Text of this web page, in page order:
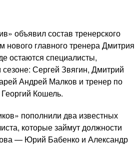
объявил состав тренерского
нового главного тренера Дмитрия
остаются специалисты,
Сергей Звягин, Дмитрий
Андрей Малков и тренер по
Кошель.
пополнили два известных
которые займут должности
— Юрий Бабенко и Александр